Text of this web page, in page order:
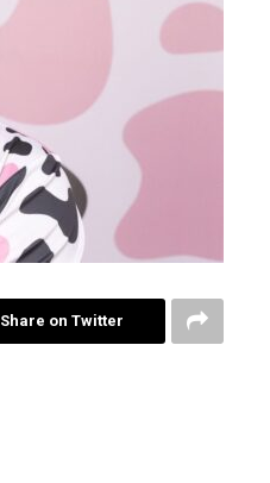
Share on Twitter